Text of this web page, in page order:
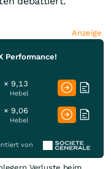
Anzeige
Performance!
× 9,13
Hebel
× 9,06
Hebel
von